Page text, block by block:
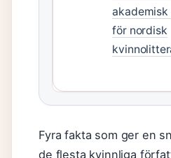
för nordisk
Fyra fakta som ger en
de flesta kvinnliga